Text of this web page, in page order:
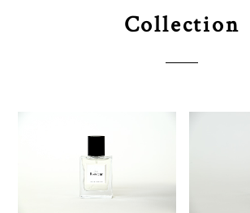
Collection